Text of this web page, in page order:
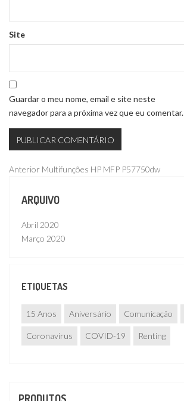
Site
Guardar o meu nome, email e site neste
navegador para a próxima vez que eu comentar.
Navegação
de
artigos
Publicação
Anterior Multifunções HP MFP P57750dw
ARQUIVO
Abril 2020
Março 2020
ETIQUETAS
15 Anos Aniversário Comunicação
Coronavírus COVID-19 Renting